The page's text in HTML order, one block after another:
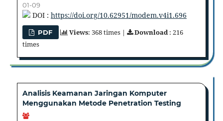
01-09
DOI : https://doi.org/10.62951/modem.v4i1.696
PDF Views: 368 times | Download: 216
times
Analisis Keamanan Jaringan Komputer
Menggunakan Metode Penetration Testing